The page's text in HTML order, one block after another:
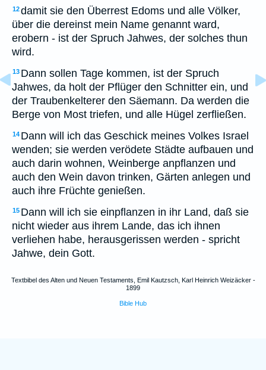
12damit sie den Überrest Edoms und alle Völker,
über die dereinst mein Name genannt ward,
erobern - ist der Spruch Jahwes, der solches thun
wird.
13 Dann sollen Tage kommen, ist der Spruch
Jahwes, da holt der Pflüger den Schnitter ein, und
der Traubenkelterer den Säemann. Da werden die
Berge von Most triefen, und alle Hügel zerfließen.
14 Dann will ich das Geschick meines Volkes Israel
wenden; sie werden verödete Städte aufbauen und
auch darin wohnen, Weinberge anpflanzen und
auch den Wein davon trinken, Gärten anlegen und
auch ihre Früchte genießen.
15 Dann will ich sie einpflanzen in ihr Land, daß sie
nicht wieder aus ihrem Lande, das ich ihnen
verliehen habe, herausgerissen werden - spricht
Jahwe, dein Gott.
Textbibel des Alten und Neuen Testaments, Emil Kautzsch, Karl Heinrich Weizäcker -
1899
Bible Hub